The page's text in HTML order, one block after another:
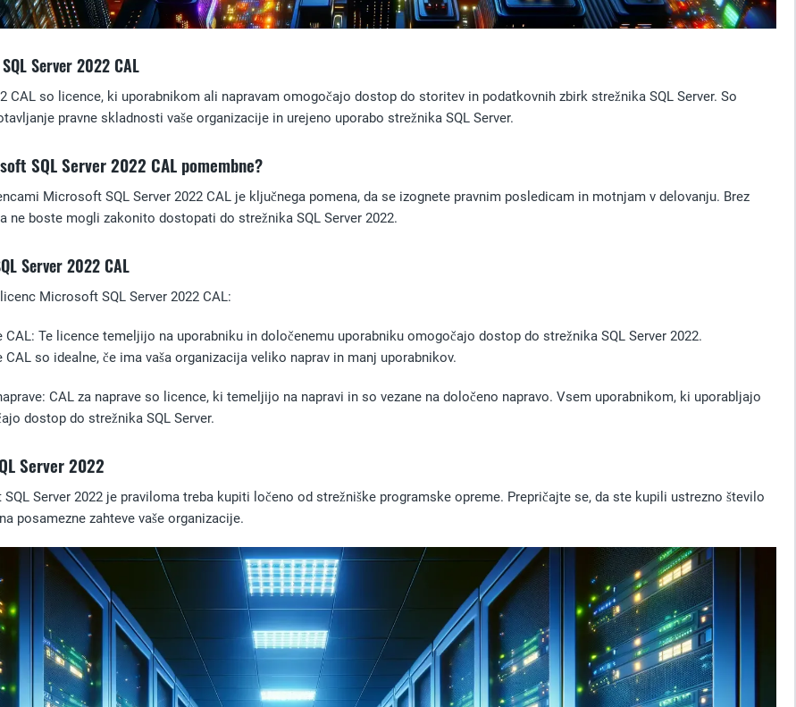
Server 2022 CAL
CAL so licence, ki uporabnikom ali napravam omogočajo dostop do storitev in podatkovnih zbirk strežnika SQL Server. So
pravne skladnosti vaše organizacije in urejeno uporabo strežnika SQL Server.
SQL Server 2022 CAL pomembne?
Microsoft SQL Server 2022 CAL je ključnega pomena, da se izognete pravnim posledicam in motnjam v delovanju. Brez
ne boste mogli zakonito dostopati do strežnika SQL Server 2022.
Server 2022 CAL
Microsoft SQL Server 2022 CAL:
CAL: Te licence temeljijo na uporabniku in določenemu uporabniku omogočajo dostop do strežnika SQL Server 2022.
CAL so idealne, če ima vaša organizacija veliko naprav in manj uporabnikov.
: CAL za naprave so licence, ki temeljijo na napravi in so vezane na določeno napravo. Vsem uporabnikom, ki uporabljajo
dostop do strežnika SQL Server.
Server 2022
Server 2022 je praviloma treba kupiti ločeno od strežniške programske opreme. Prepričajte se, da ste kupili ustrezno število
posamezne zahteve vaše organizacije.